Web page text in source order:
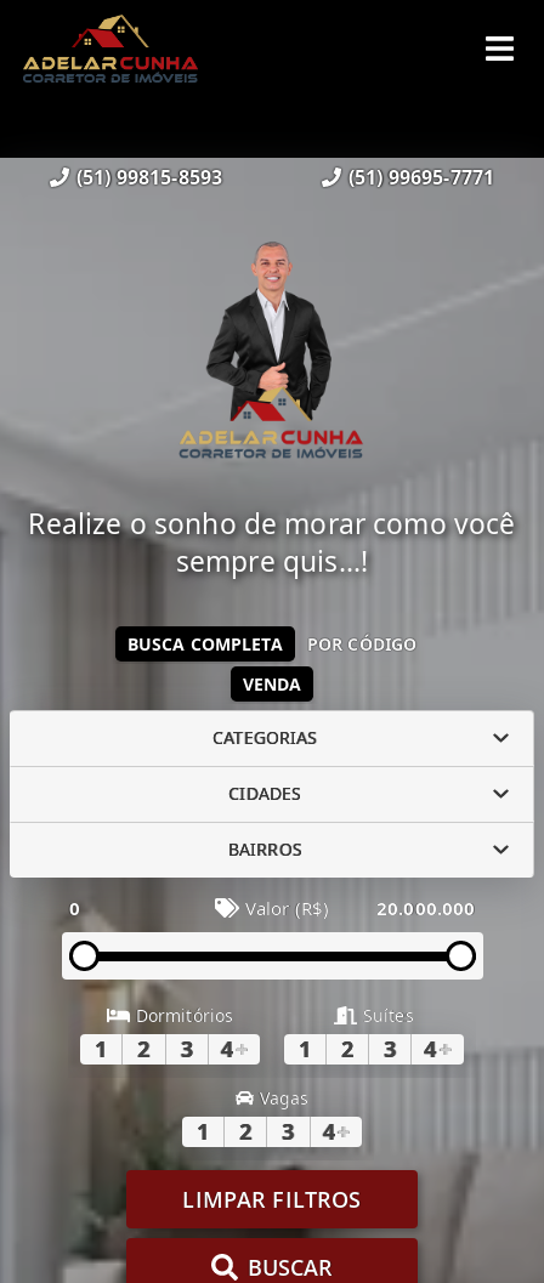
(51) 99815-8593 (51) 99695-7771
Realize o sonho de morar como você
sempre quis...!
VENDA
BUSCA COMPLETA POR CÓDIGO
CATEGORIAS
CIDADES
BAIRROS
0 Valor (R$) 20.000.000
Dormitórios
1 2 3 4+
Suítes
1 2 3 4+
Vagas
1 2 3 4+
LIMPAR FILTROS
BUSCAR